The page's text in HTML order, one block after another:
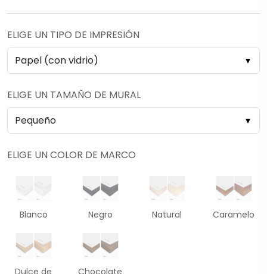
ELIGE UN TIPO DE IMPRESIÓN
ELIGE UN TAMAÑO DE MURAL
ELIGE UN COLOR DE MARCO
Blanco Negro Natural Caramelo
Dulce de
Chocolate